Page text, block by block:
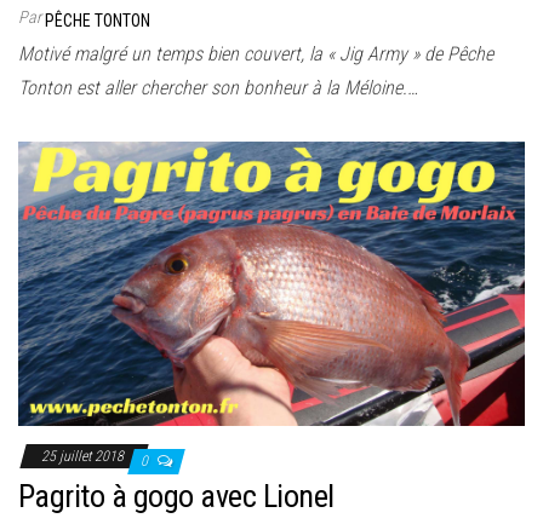
ParPÊCHE TONTON
Motivé malgré un temps bien couvert, la « Jig Army » de Pêche
Tonton est aller chercher son bonheur à la Méloine.…
25 juillet 2018 0
Pagrito à gogo avec Lionel